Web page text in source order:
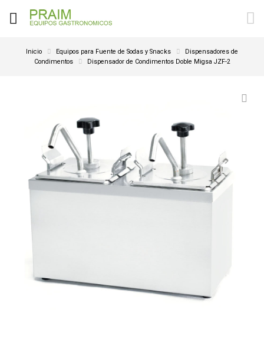
Inicio Equipos para Fuente de Sodas y Snacks
Dispensadores de
Condimentos
Dispensador de Condimentos Doble Migsa JZF-2